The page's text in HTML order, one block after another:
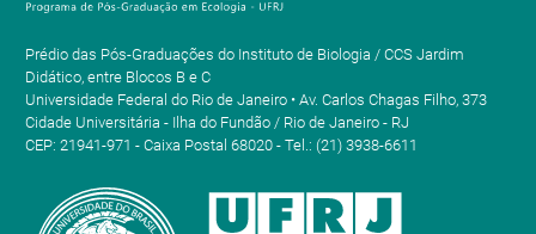
Prédio das Pós-Graduações do Instituto de Biologia / CCS Jardim
Didático, entre Blocos B e C
Universidade Federal do Rio de Janeiro • Av. Carlos Chagas Filho, 373
Cidade Universitária - Ilha do Fundão / Rio de Janeiro - RJ
CEP: 21941-971 - Caixa Postal 68020 - Tel.: (21) 3938-6611